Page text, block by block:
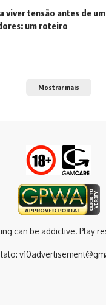
viver tensão antes de
um roteiro
Mostrar mais
can be addictive. Play